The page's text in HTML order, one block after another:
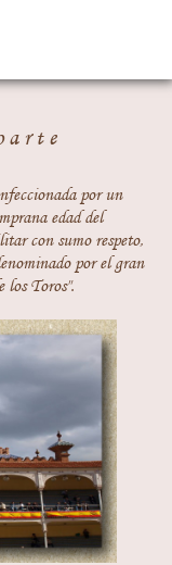
por un
edad del
con sumo respeto,
por el gran
Toros".